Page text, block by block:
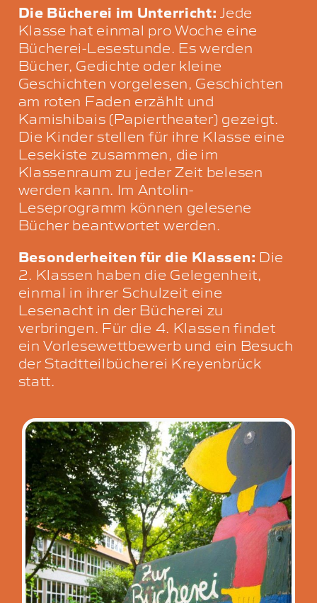
Die Bücherei im Unterricht: Jede
Klasse hat einmal pro Woche eine
Bücherei-Lesestunde. Es werden
Bücher, Gedichte oder kleine
Geschichten vorgelesen, Geschichten
am roten Faden erzählt und
Kamishibais (Papiertheater) gezeigt.
Die Kinder stellen für ihre Klasse eine
Lesekiste zusammen, die im
Klassenraum zu jeder Zeit belesen
werden kann. Im Antolin-
Leseprogramm können gelesene
Bücher beantwortet werden.
Besonderheiten für die Klassen: Die
2. Klassen haben die Gelegenheit,
einmal in ihrer Schulzeit eine
Lesenacht in der Bücherei zu
verbringen. Für die 4. Klassen findet
ein Vorlesewettbewerb und ein Besuch
der Stadtteilbücherei Kreyenbrück
statt.